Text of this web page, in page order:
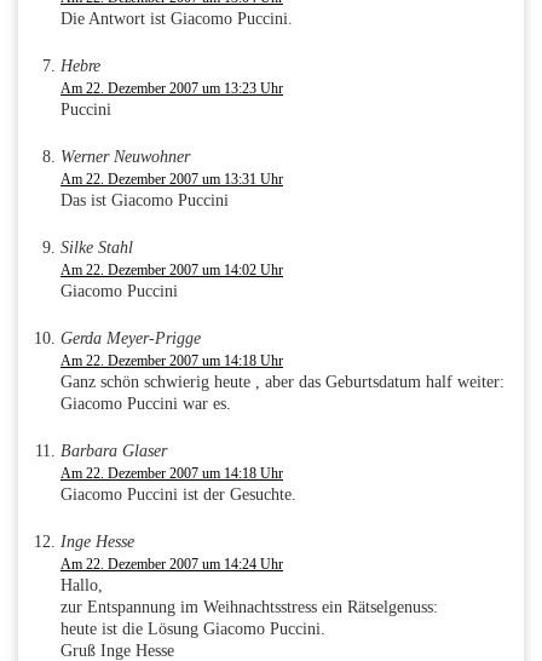
Die Antwort ist Giacomo Puccini.
Hebre
Am 22. Dezember 2007 um 13:23 Uhr
Puccini
Werner Neuwohner
Am 22. Dezember 2007 um 13:31 Uhr
Das ist Giacomo Puccini
Silke Stahl
Am 22. Dezember 2007 um 14:02 Uhr
Giacomo Puccini
Gerda Meyer-Prigge
Am 22. Dezember 2007 um 14:18 Uhr
Ganz schön schwierig heute , aber das Geburtsdatum half weiter:
Giacomo Puccini war es.
Barbara Glaser
Am 22. Dezember 2007 um 14:18 Uhr
Giacomo Puccini ist der Gesuchte.
Inge Hesse
Am 22. Dezember 2007 um 14:24 Uhr
Hallo,
zur Entspannung im Weihnachtsstress ein Rätselgenuss:
heute ist die Lösung Giacomo Puccini.
Gruß Inge Hesse